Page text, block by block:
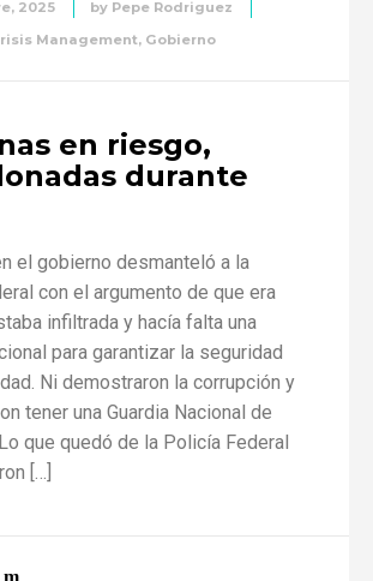
2025 by Pepe Rodriguez
Management, Gobierno
en riesgo,
durante
el gobierno desmanteló a la
con el argumento de que era
infiltrada y hacía falta una
para garantizar la seguridad
Ni demostraron la corrupción y
tener una Guardia Nacional de
que quedó de la Policía Federal
[…]